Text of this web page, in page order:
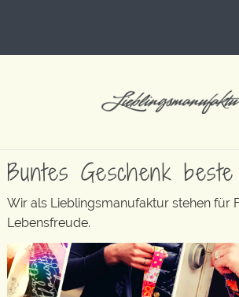
Buntes Geschenk
Wir als Lieblingsmanufaktur stehen für
Lebensfreude.